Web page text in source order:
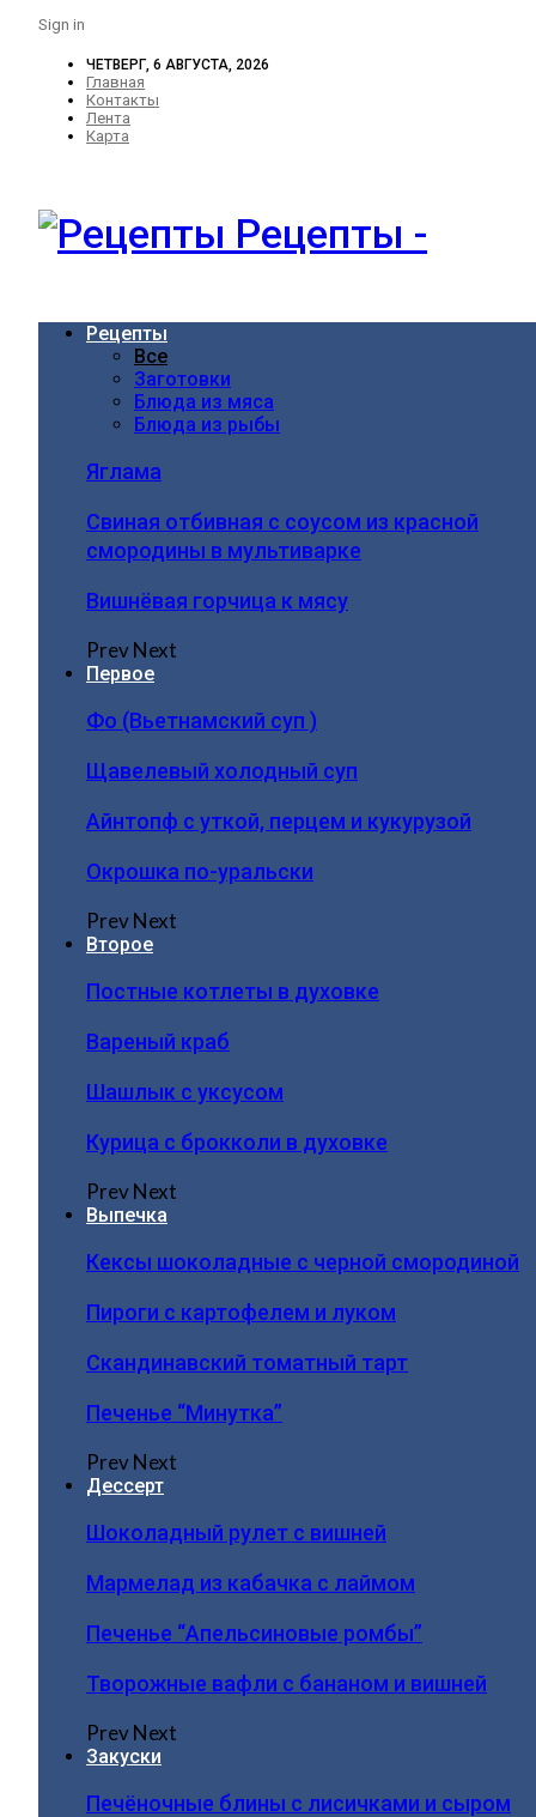
Sign in
ЧЕТВЕРГ, 6 АВГУСТА, 2026
Главная
Контакты
Лента
Карта
Рецепты -
Рецепты
Все
Заготовки
Блюда из мяса
Блюда из рыбы
Яглама
Свиная отбивная с соусом из красной
смородины в мультиварке
Вишнёвая горчица к мясу
PrevNext
Первое
Фо (Вьетнамский суп )
Щавелевый холодный суп
Айнтопф с уткой, перцем и кукурузой
Окрошка по-уральски
PrevNext
Второе
Постные котлеты в духовке
Вареный краб
Шашлык с уксусом
Курица с брокколи в духовке
PrevNext
Выпечка
Кексы шоколадные с черной смородиной
Пироги c картофелем и луком
Скандинавский томатный тарт
Печенье “Минутка”
PrevNext
Дессерт
Шоколадный рулет с вишней
Мармелад из кабачка с лаймом
Печенье “Апельсиновые ромбы”
Творожные вафли с бананом и вишней
PrevNext
Закуски
Печёночные блины с лисичками и сыром